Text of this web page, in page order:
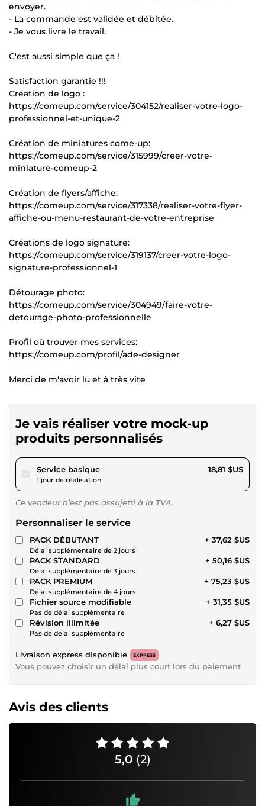
envoyer.
- La commande est validée et débitée.
- Je vous livre le travail.
C'est aussi simple que ça !
Satisfaction garantie !!!
Création de logo :
https://comeup.com/service/304152/realiser-votre-logo-
professionnel-et-unique-2
Création de miniatures come-up:
https://comeup.com/service/315999/creer-votre-
miniature-comeup-2
Création de flyers/affiche:
https://comeup.com/service/317338/realiser-votre-flyer-
affiche-ou-menu-restaurant-de-votre-entreprise
Créations de logo signature:
https://comeup.com/service/319137/creer-votre-logo-
signature-professionnel-1
Détourage photo:
https://comeup.com/service/304949/faire-votre-
detourage-photo-professionnelle
Profil où trouver mes services:
https://comeup.com/profil/ade-designer
Merci de m'avoir lu et à très vite
Je vais réaliser votre mock-up
produits personnalisés
Service basiquepour 17,34 $US
1 jour de réalisation
18,81 $US
Ce vendeur n’est pas assujetti à la TVA.
Personnaliser le service
PACK DÉBUTANT
Délai supplémentaire de 2 jours
+ 37,62 $US
PACK STANDARD
Délai supplémentaire de 3 jours
+ 50,16 $US
PACK PREMIUM
Délai supplémentaire de 4 jours
+ 75,23 $US
Fichier source modifiable
Pas de délai supplémentaire
+ 31,35 $US
Révision illimitée
Pas de délai supplémentaire
+ 6,27 $US
Livraison express disponible EXPRESS
Vous pouvez choisir un délai plus court lors du paiement
Avis des clients
5,0 (2)